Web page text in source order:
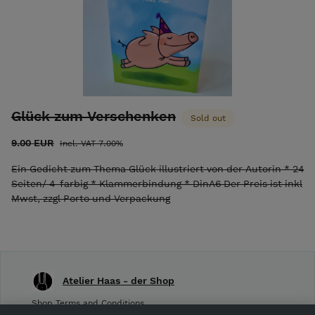
Generationen von Stimmen, die die Schönheit der Natur auf
poetische Weise zum Leben erwecken. Stimmungsvolle
Illustrationen machen die Auswahl zu einem Geschenk für
das ganze Jahr. (Hrsg. Anton Leitner)
Glück zum Verschenken Sold out
9.00 EUR Incl. VAT 7.00%
Ein Gedicht zum Thema Glück illustriert von der Autorin * 24
Seiten/ 4-farbig * Klammerbindung * DinA6 Der Preis ist inkl
Mwst, zzgl Porto und Verpackung
Atelier Haas - der Shop
Shop Terms and Conditions